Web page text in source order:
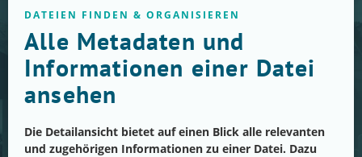
DATEIEN FINDEN & ORGANISIEREN
Alle Metadaten und
Informationen einer Datei
ansehen
Die Detailansicht bietet auf einen Blick alle relevanten
und zugehörigen Informationen zu einer Datei. Dazu